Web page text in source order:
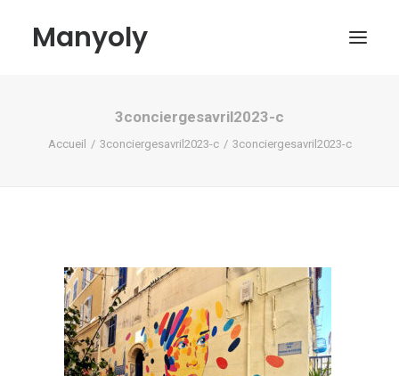
Manyoly
Contact
Mon compte
3conciergesavril2023-c
Accueil 3conciergesavril2023-c 3conciergesavril2023-c